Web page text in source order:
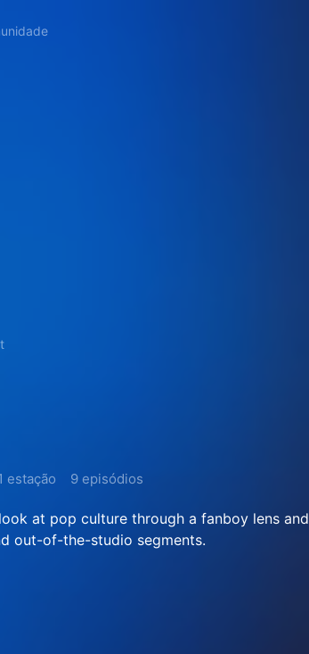
estação 9 episódios
at pop culture through a fanboy lens and
out-of-the-studio segments.